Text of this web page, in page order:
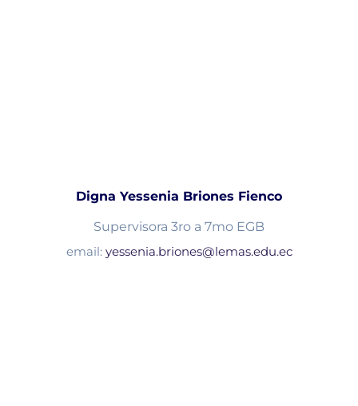
Digna Yessenia Briones Fienco
Supervisora 3ro a 7mo EGB
email: yessenia.briones@lemas.edu.ec